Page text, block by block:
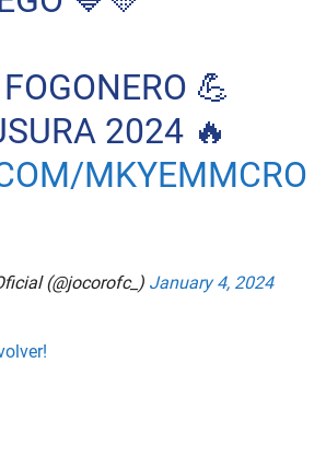
💪
2024 🔥
MKYEMMCRO
(@jocorofc_) January 4, 2024